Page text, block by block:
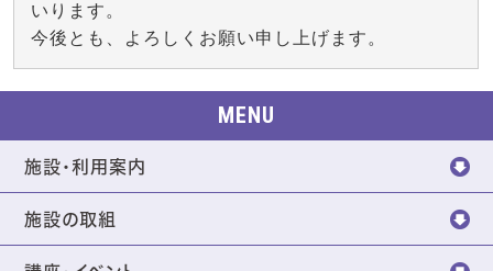
いります。
今後とも、よろしくお願い申し上げます。
MENU
施設・利用案内
施設の取組